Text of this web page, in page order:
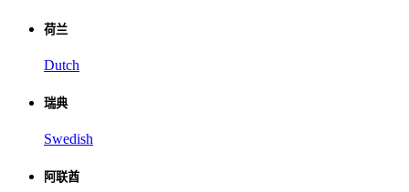
荷兰
Dutch
瑞典
Swedish
阿联酋